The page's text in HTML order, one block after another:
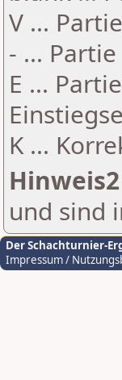
V ...
- ...
E ...
K ...
Hinweis2
und sind
Der Schachturnier-
Impressum /